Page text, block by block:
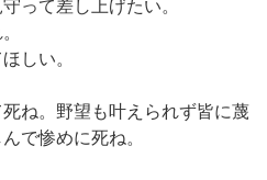
って差し上げたい。
しい。
ね。野望も叶えられず皆に蔑
で惨めに死ね。